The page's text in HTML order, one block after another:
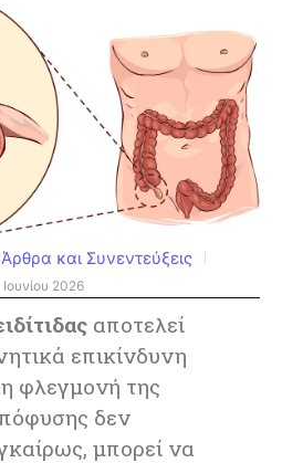
Άρθρα και Συνεντεύξεις
Ιουνίου 2026
αποτελεί
επικίνδυνη
φλεγμονή της
δεν
μπορεί να